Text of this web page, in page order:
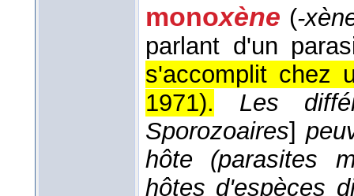
monoxène (-
parlant d'un
s'accomplit chez
1971).
Les
Sporozoaires]
hôte (parasites
hôtes d'espèces